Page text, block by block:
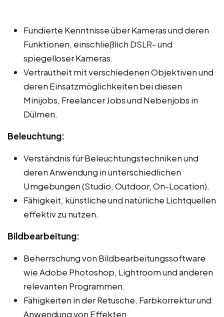
Fundierte Kenntnisse über Kameras und deren
Funktionen, einschließlich DSLR- und
spiegelloser Kameras.
Vertrautheit mit verschiedenen Objektiven und
deren Einsatzmöglichkeiten bei diesen
Minijobs, Freelancer Jobs und Nebenjobs in
Dülmen.
Beleuchtung:
Verständnis für Beleuchtungstechniken und
deren Anwendung in unterschiedlichen
Umgebungen (Studio, Outdoor, On-Location).
Fähigkeit, künstliche und natürliche Lichtquellen
effektiv zu nutzen.
Bildbearbeitung:
Beherrschung von Bildbearbeitungssoftware
wie Adobe Photoshop, Lightroom und anderen
relevanten Programmen.
Fähigkeiten in der Retusche, Farbkorrektur und
Anwendung von Effekten.